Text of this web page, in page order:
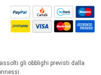
gli obblighi previsti dalla